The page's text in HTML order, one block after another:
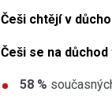
Češi chtějí v
Češi se na důchod
58 %